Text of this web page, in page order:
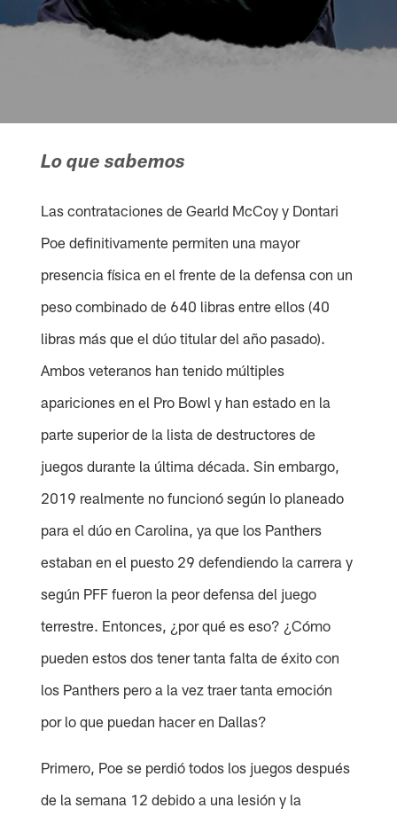
Lo que sabemos
Las contrataciones de Gearld McCoy y Dontari
Poe definitivamente permiten una mayor
presencia física en el frente de la defensa con un
peso combinado de 640 libras entre ellos (40
libras más que el dúo titular del año pasado).
Ambos veteranos han tenido múltiples
apariciones en el Pro Bowl y han estado en la
parte superior de la lista de destructores de
juegos durante la última década. Sin embargo,
2019 realmente no funcionó según lo planeado
para el dúo en Carolina, ya que los Panthers
estaban en el puesto 29 defendiendo la carrera y
según PFF fueron la peor defensa del juego
terrestre. Entonces, ¿por qué es eso? ¿Cómo
pueden estos dos tener tanta falta de éxito con
los Panthers pero a la vez traer tanta emoción
por lo que puedan hacer en Dallas?
Primero, Poe se perdió todos los juegos después
de la semana 12 debido a una lesión y la